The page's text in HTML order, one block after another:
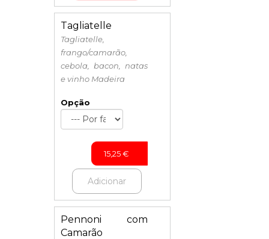
Tagliatelle
Tagliatelle,
frango/camarão,
cebola, bacon, natas
e vinho Madeira
Opção
15,25€
Adicionar
Pennoni com
Camarão